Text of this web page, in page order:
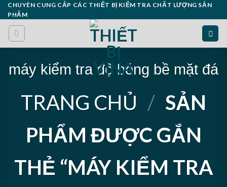
Skip
to
content
CHUYÊN CUNG CẤP CÁC THIẾT BỊ KIỂM TRA CHẤT LƯỢNG SẢN
PHẨM
máy kiểm tra độ bóng bề mặt đá
TRANG CHỦ / SẢN
PHẨM ĐƯỢC GẮN
THẺ “MÁY KIỂM TRA